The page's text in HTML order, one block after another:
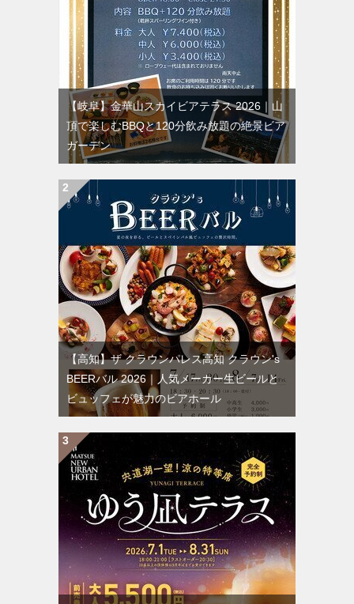
【岐阜】金華山スカイビアテラス 2026｜山
頂で楽しむBBQと120分飲み放題の絶景ビア
ガーデン
【高知】ザ クラウンパレス高知 クラウン's
BEERバル 2026｜人気メーカー生ビールと
ビュッフェが魅力のビアホール